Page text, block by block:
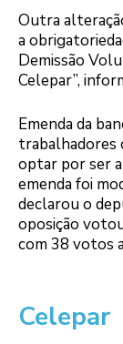
Outra
a
Demissão
Celepar”,
Emenda da
trabalhadores
optar por ser
emenda foi
declarou o
oposição
com 38 votos
Celepar